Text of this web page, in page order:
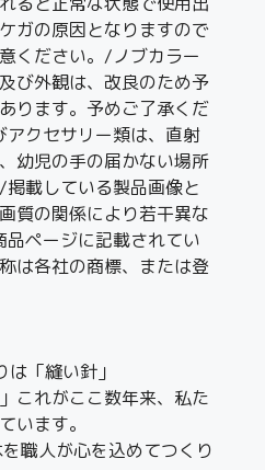
ガの原因となりますので
ください。/ノブカラー
び外観は、改良のため予
ります。予めご了承くだ
クセサリー類は、直射
幼児の手の届かない場所
載している製品画像と
質の関係により若干異な
ページに記載されてい
は各社の商標、または登
「縫い針」
これがここ数年来、私た
います。
職人が心を込めてつくり